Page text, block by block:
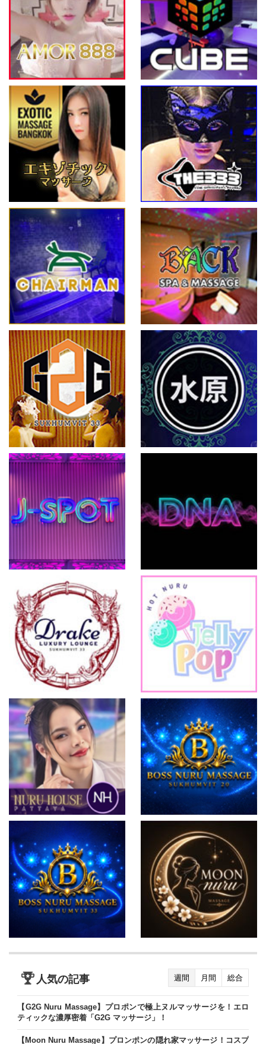
人気の記事 週間 月間 総合
【G2G Nuru Massage】プロポンで極上ヌルマッサージを！エロ
ティックな濃厚密着「G2G マッサージ」！
【Moon Nuru Massage】プロンポンの隠れ家マッサージ！コスプ